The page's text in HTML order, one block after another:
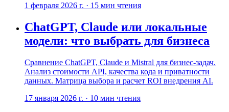
1 февраля 2026 г. · 15 мин чтения
ChatGPT, Claude или локальные
модели: что выбрать для бизнеса
Сравнение ChatGPT, Claude и Mistral для бизнес-задач.
Анализ стоимости API, качества кода и приватности
данных. Матрица выбора и расчет ROI внедрения AI.
17 января 2026 г. · 10 мин чтения